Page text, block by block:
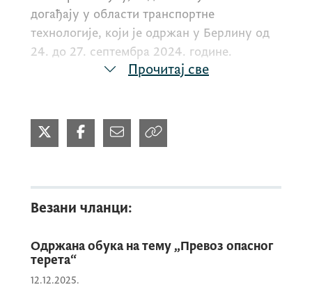
догађају у области транспортне
технологије, који је одржан у Берлину од
24. до 27. септембра 2024. године.
Прочитај све
Везани чланци:
Одржана обука на тему „Превоз опасног
терета“
12.12.2025.